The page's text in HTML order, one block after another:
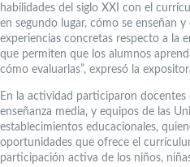
habilidades del siglo XXI con el
en segundo lugar, cómo se enseñan
experiencias concretas respecto a la
que permiten que los alumnos
cómo evaluarlas”, expresó la
En la actividad participaron
enseñanza media, y equipos de las
establecimientos educacionales,
oportunidades que ofrece el
participación activa de los niños,